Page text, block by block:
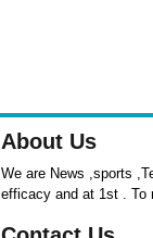
About Us
We are News ,sports
efficacy and at 1st . To